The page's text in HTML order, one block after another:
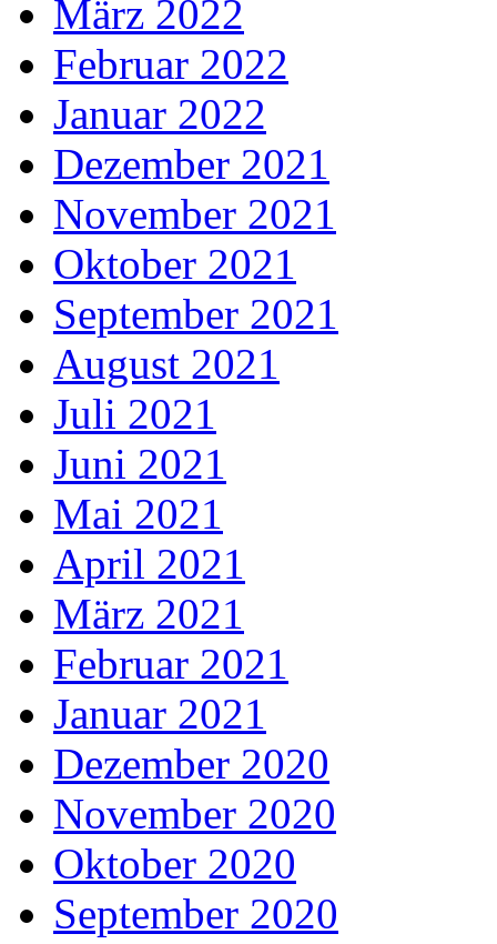
März 2022
Februar 2022
Januar 2022
Dezember 2021
November 2021
Oktober 2021
September 2021
August 2021
Juli 2021
Juni 2021
Mai 2021
April 2021
März 2021
Februar 2021
Januar 2021
Dezember 2020
November 2020
Oktober 2020
September 2020